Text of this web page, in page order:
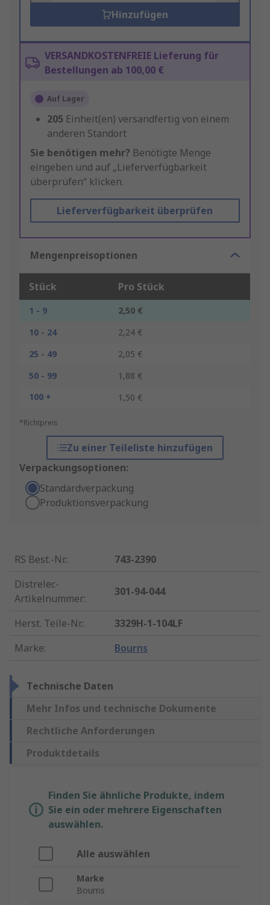
Hinzufügen
VERSANDKOSTENFREIE Lieferung für
Bestellungen ab 100,00 €
Auf Lager
205 Einheit(en) versandfertig von einem
anderen Standort
Sie benötigen mehr? Benötigte Menge
eingeben und auf „Lieferverfügbarkeit
überprüfen“ klicken.
Lieferverfügbarkeit überprüfen
Mengenpreisoptionen
Stück Pro Stück
1 - 9
2,50 €
10 - 24
2,24 €
25 - 49
2,05 €
50 - 99
1,88 €
100 +
1,50 €
*Richtpreis
Zu einer Teileliste hinzufügen
Verpackungsoptionen:
Standardverpackung
Produktionsverpackung
RS Best.-Nr.:
743-2390
Distrelec-
Artikelnummer:
301-94-044
Herst. Teile-Nr.:
3329H-1-104LF
Marke: Bourns
Technische Daten
Mehr Infos und technische Dokumente
Rechtliche Anforderungen
Produktdetails
Finden Sie ähnliche Produkte, indem
Sie ein oder mehrere Eigenschaften
auswählen.
Alle auswählen
Marke
Bourns